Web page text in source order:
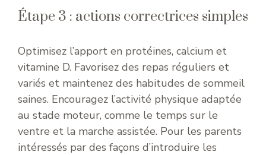
Étape 3 : actions correctrices simples
Optimisez l’apport en protéines, calcium et
vitamine D. Favorisez des repas réguliers et
variés et maintenez des habitudes de sommeil
saines. Encouragez l’activité physique adaptée
au stade moteur, comme le temps sur le
ventre et la marche assistée. Pour les parents
intéressés par des façons d’introduire les